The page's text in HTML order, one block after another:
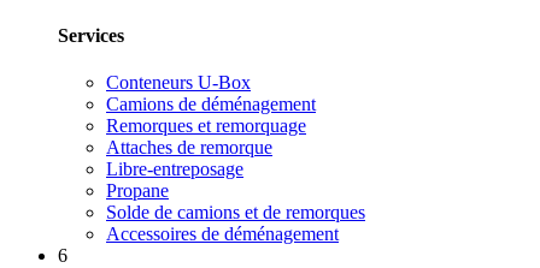
Services
Conteneurs U-Box
Camions de déménagement
Remorques et remorquage
Attaches de remorque
Libre-entreposage
Propane
Solde de camions et de remorques
Accessoires de déménagement
6